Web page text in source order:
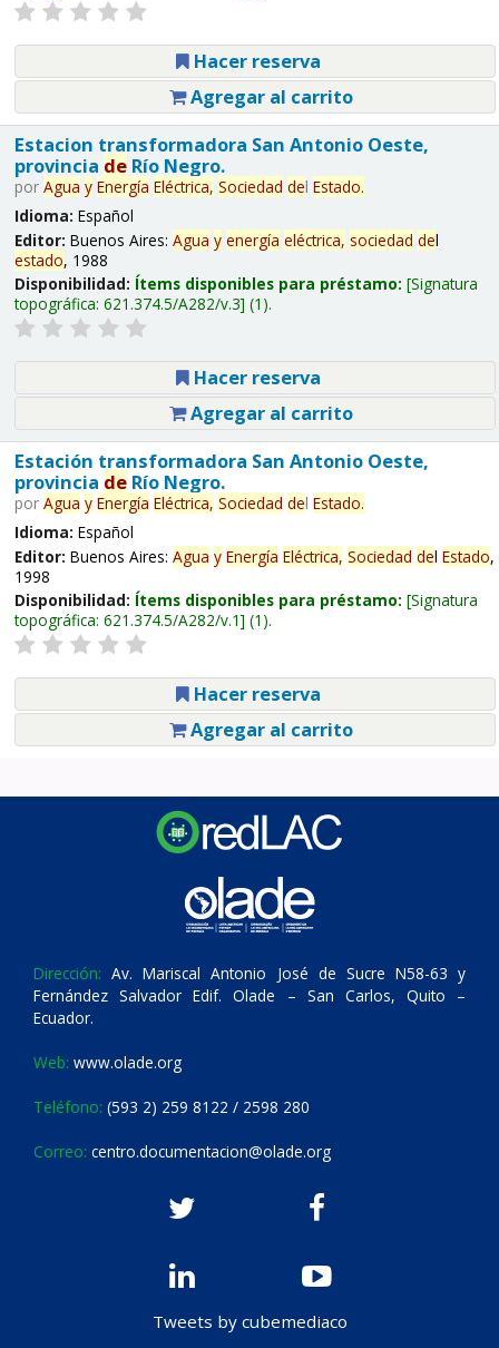
Hacer reserva
Agregar al carrito
Estacion transformadora San Antonio Oeste,
provincia deRío Negro.
por Agua y Energía Eléctrica, Sociedad del Estado.
Idioma: Español
Editor: Buenos Aires: Agua y energía eléctrica, sociedad del
estado, 1988
Disponibilidad: Ítems disponibles para préstamo: Signatura
topográfica: 621.374.5/A282/v.3 (1).
Hacer reserva
Agregar al carrito
Estación transformadora San Antonio Oeste,
provincia deRío Negro.
por Agua y Energía Eléctrica, Sociedad del Estado.
Idioma: Español
Editor: Buenos Aires: Agua y Energía Eléctrica, Sociedad del Estado,
1998
Disponibilidad: Ítems disponibles para préstamo: Signatura
topográfica: 621.374.5/A282/v.1 (1).
Hacer reserva
Agregar al carrito
Dirección: Av. Mariscal Antonio José de Sucre N58-63 y
Fernández Salvador Edif. Olade – San Carlos, Quito –
Ecuador.
Web: www.olade.org
Teléfono: (593 2) 259 8122 / 2598 280
Correo: centro.documentacion@olade.org
Tweets by cubemediaco